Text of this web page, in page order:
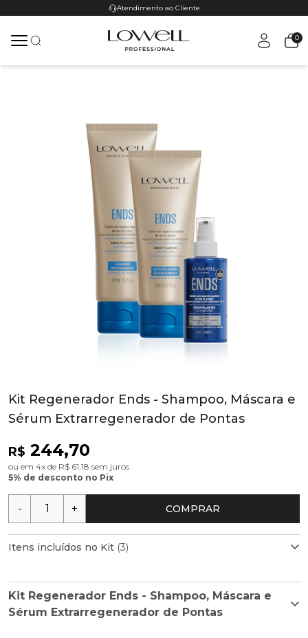
Atendimento ao Cliente
0
Kit Regenerador Ends - Shampoo, Máscara e
Sérum Extrarregenerador de Pontas
R$ 244,70
ou em 4x de R$ 61,18 sem juros
5% de desconto no Pix
- + COMPRAR
Itens incluídos no Kit (3)
Shampoo Regenerador Ends 240ml
Kit Regenerador Ends - Shampoo, Máscara e
Sérum Extrarregenerador de Pontas